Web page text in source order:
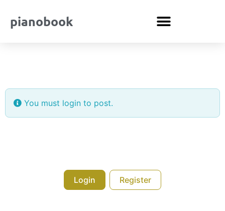
pianobook
You must login to post.
Login Register